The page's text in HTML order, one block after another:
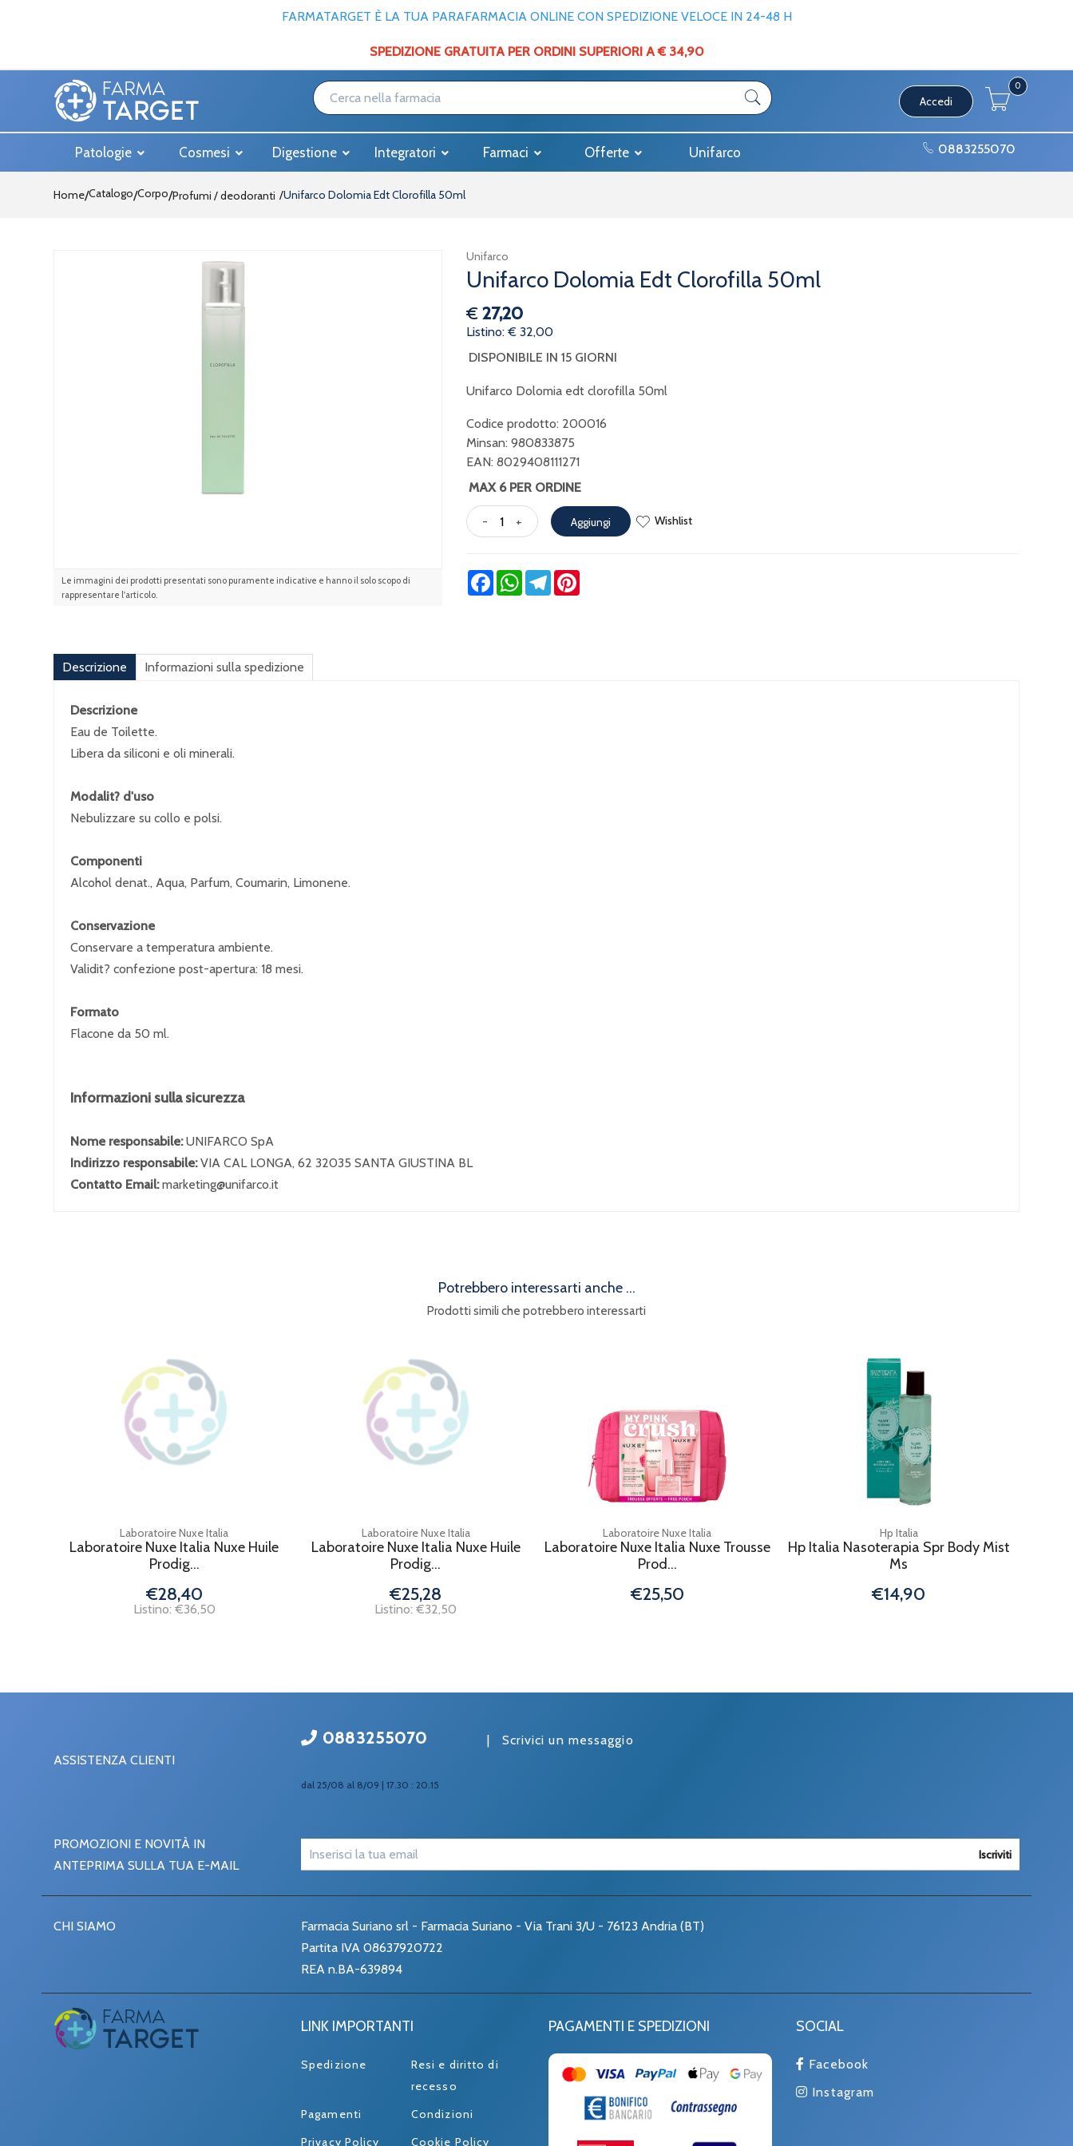
FARMATARGET È LA TUA PARAFARMACIA ONLINE CON SPEDIZIONE VELOCE IN 24-48 H
SPEDIZIONE GRATUITA PER ORDINI SUPERIORI A € 34,90
Accedi
0
Patologie Cosmesi Digestione Integratori Farmaci Offerte Unifarco 0883255070
Home Catalogo/Corpo/Profumi / deodoranti Unifarco Dolomia Edt Clorofilla 50ml
Le immagini dei prodotti presentati sono puramente indicative e hanno il solo scopo di
rappresentare l'articolo.
Unifarco
Unifarco Dolomia Edt Clorofilla 50ml
€ 27,20
Listino: € 32,00
DISPONIBILE IN 15 GIORNI
Unifarco Dolomia edt clorofilla 50ml
Codice prodotto: 200016
Minsan: 980833875
EAN: 8029408111271
MAX 6 PER ORDINE
- + Aggiungi Wishlist
FacebookWhatsApp
TelegramPinterest
Descrizione Informazioni sulla spedizione
Descrizione
Eau de Toilette.
Libera da siliconi e oli minerali.
Modalit? d'uso
Nebulizzare su collo e polsi.
Componenti
Alcohol denat., Aqua, Parfum, Coumarin, Limonene.
Conservazione
Conservare a temperatura ambiente.
Validit? confezione post-apertura: 18 mesi.
Formato
Flacone da 50 ml.
Informazioni sulla sicurezza
Nome responsabile:UNIFARCO SpA
Indirizzo responsabile:VIA CAL LONGA, 62 32035 SANTA GIUSTINA BL
Contatto Email:marketing@unifarco.it
Potrebbero interessarti anche ...
Prodotti simili che potrebbero interessarti
Laboratoire Nuxe Italia
Laboratoire Nuxe Italia Nuxe Huile
Prodig...
€28,40
Listino: €36,50
Laboratoire Nuxe Italia
Laboratoire Nuxe Italia Nuxe Huile
Prodig...
€25,28
Listino: €32,50
Laboratoire Nuxe Italia
Laboratoire Nuxe Italia Nuxe Trousse
Prod...
€25,50
Hp Italia
Hp Italia Nasoterapia Spr Body Mist
Ms
€14,90
ASSISTENZA CLIENTI
0883255070
dal 25/08 al 8/09 | 17.30 : 20.15
| Scrivici un messaggio
PROMOZIONI E NOVITÀ IN
ANTEPRIMA SULLA TUA E-MAIL
Iscriviti
CHI SIAMO
Farmacia Suriano srl - Farmacia Suriano - Via Trani 3/U - 76123 Andria (BT)
Partita IVA 08637920722
REA n.BA-639894
LINK IMPORTANTI
Spedizione
Resi e diritto di
recesso
Pagamenti
Condizioni
Privacy Policy
Cookie Policy
PAGAMENTI E SPEDIZIONI SOCIAL
Facebook
Instagram